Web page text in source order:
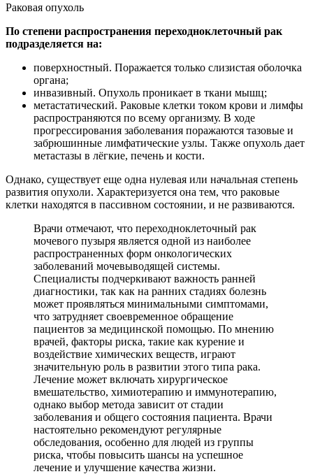
Раковая опухоль
По степени распространения переходноклеточный рак
подразделяется на:
поверхностный. Поражается только слизистая оболочка
органа;
инвазивный. Опухоль проникает в ткани мышц;
метастатический. Раковые клетки током крови и лимфы
распространяются по всему организму. В ходе
прогрессирования заболевания поражаются тазовые и
забрюшинные лимфатические узлы. Также опухоль дает
метастазы в лёгкие, печень и кости.
Однако, существует еще одна нулевая или начальная степень
развития опухоли. Характеризуется она тем, что раковые
клетки находятся в пассивном состоянии, и не развиваются.
Врачи отмечают, что переходноклеточный рак
мочевого пузыря является одной из наиболее
распространенных форм онкологических
заболеваний мочевыводящей системы.
Специалисты подчеркивают важность ранней
диагностики, так как на ранних стадиях болезнь
может проявляться минимальными симптомами,
что затрудняет своевременное обращение
пациентов за медицинской помощью. По мнению
врачей, факторы риска, такие как курение и
воздействие химических веществ, играют
значительную роль в развитии этого типа рака.
Лечение может включать хирургическое
вмешательство, химиотерапию и иммунотерапию,
однако выбор метода зависит от стадии
заболевания и общего состояния пациента. Врачи
настоятельно рекомендуют регулярные
обследования, особенно для людей из группы
риска, чтобы повысить шансы на успешное
лечение и улучшение качества жизни.